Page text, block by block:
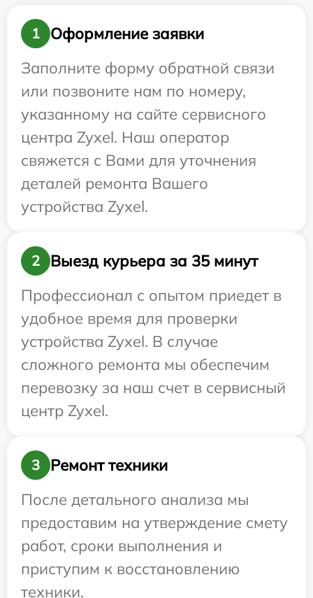
1
Оформление заявки
Заполните форму обратной связи
или позвоните нам по номеру,
указанному на сайте сервисного
центра Zyxel. Наш оператор
свяжется с Вами для уточнения
деталей ремонта Вашего
устройства Zyxel.
2
Выезд курьера за 35 минут
Профессионал с опытом приедет в
удобное время для проверки
устройства Zyxel. В случае
сложного ремонта мы обеспечим
перевозку за наш счет в сервисный
центр Zyxel.
3
Ремонт техники
После детального анализа мы
предоставим на утверждение смету
работ, сроки выполнения и
приступим к восстановлению
техники.